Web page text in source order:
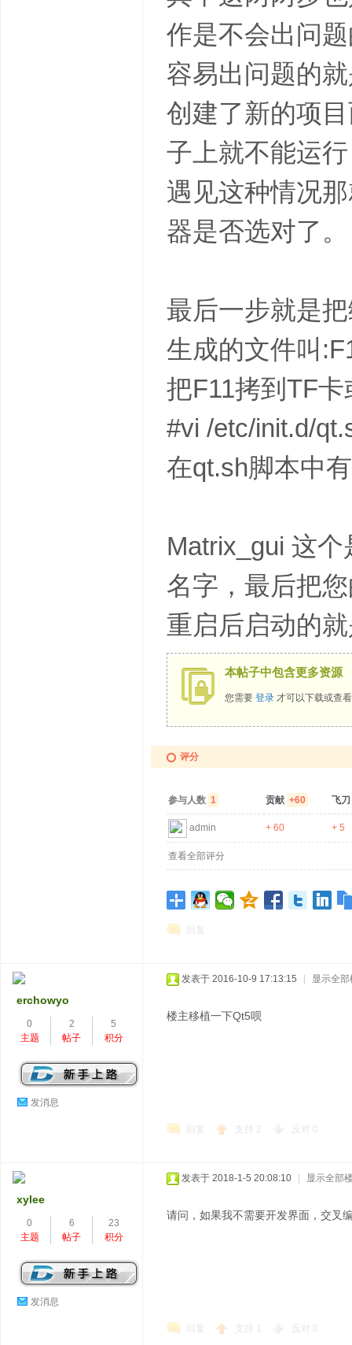
作是不会出问
容易出问题的
创建了新的项
子上就不能运
遇见这种情况
器是否选对了。
最后一步就是
生成的文件叫
把F11拷到TF
#vi /etc/init.d/
在qt.sh脚本中有
Matrix_gui 这
名字，最后把
重启后启动的
本帖子中包含更多资源
您需要 登录 才可以下载或查
评分
参与人数 1 贡献 +60 飞刀
admin + 60 + 5
查看全部评分
回复
erchowyo
0
主题
2
帖子
5
积分
发消息
发表于 2016-10-9 17:13:15 显示全部
楼主移植一下Qt5呗
回复 支持 2 反对 0
xylee
0
主题
6
帖子
23
积分
发消息
发表于 2018-1-5 20:08:10 显示全部
请问，如果我不需要开发界面，交叉
回复 支持 1 反对 0